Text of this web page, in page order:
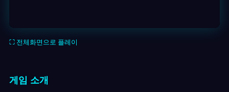
⛶ 전체화면으로 플레이
게임 소개